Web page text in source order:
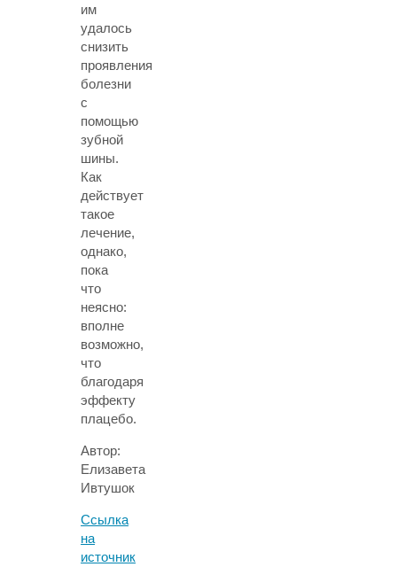
им
удалось
снизить
проявления
болезни
с
помощью
зубной
шины.
Как
действует
такое
лечение,
однако,
пока
что
неясно:
вполне
возможно,
что
благодаря
эффекту
плацебо.
Автор:
Елизавета
Ивтушок
Ссылка
на
источник